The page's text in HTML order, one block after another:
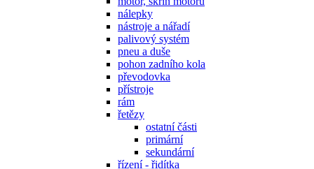
nálepky
nástroje a nářadí
palivový systém
pneu a duše
pohon zadního kola
převodovka
přístroje
rám
řetězy
ostatní části
primární
sekundární
řízení - řidítka